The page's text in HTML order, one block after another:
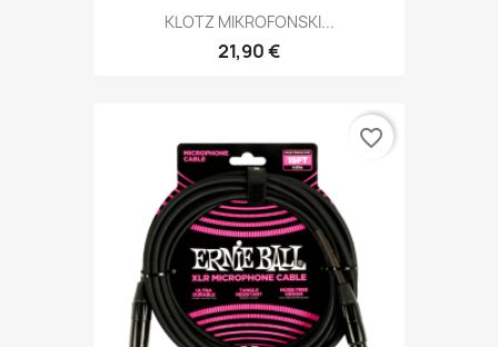
KLOTZ MIKROFONSKI...
21,90 €
favorite_border